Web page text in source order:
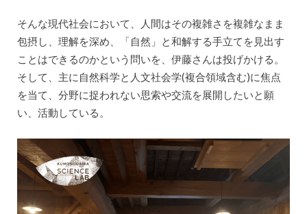
そんな現代社会において、人間はその複雑さを複雑なまま
包摂し、理解を深め、「自然」と和解する手立てを見出す
ことはできるのかという問いを、伊藤さんは投げかける。
そして、主に自然科学と人文社会学(複合領域含む)に焦点
を当て、分野に捉われない思索や交流を展開したいと願
い、活動している。